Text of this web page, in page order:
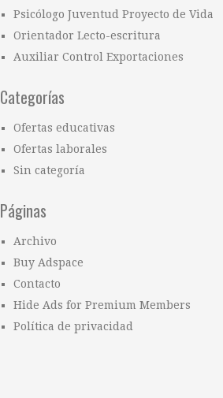
Psicólogo Juventud Proyecto de Vida
Orientador Lecto-escritura
Auxiliar Control Exportaciones
Categorías
Ofertas educativas
Ofertas laborales
Sin categoría
Páginas
Archivo
Buy Adspace
Contacto
Hide Ads for Premium Members
Política de privacidad